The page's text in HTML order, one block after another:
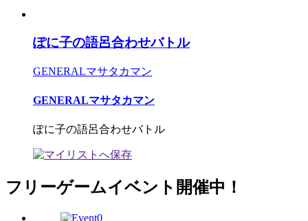
ぽに子の語呂合わせバトル
GENERALマサタカマン
GENERALマサタカマン
ぽに子の語呂合わせバトル
フリーゲームイベント開催中！